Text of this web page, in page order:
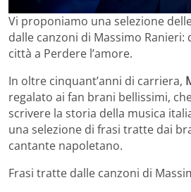
Vi proponiamo una selezione
dalle canzoni di Massimo Ranieri:
città a Perdere l’amore.
In oltre cinquant’anni di carriera,
regalato ai fan brani bellissimi,
scrivere la storia della musica
una selezione di frasi tratte dai
cantante napoletano.
Frasi tratte dalle canzoni di